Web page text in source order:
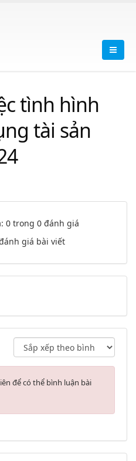
tình hình
tài sản
0 trong 0 đánh giá
giá bài viết
để có thể bình luận bài